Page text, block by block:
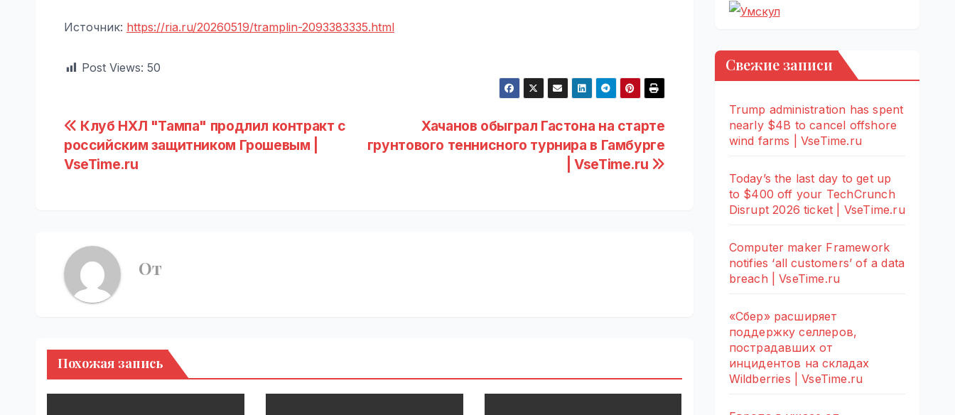
Источник: https://ria.ru/20260519/tramplin-2093383335.html
Post Views: 50
Навигация
по
Хачанов обыграл Гастона на старте
грунтового теннисного турнира в Гамбурге
| VseTime.ru
Клуб НХЛ "Тампа" продлил контракт с
российским защитником Грошевым |
VseTime.ru
От
Похожая запись
Свежие записи
Trump administration has spent
nearly $4B to cancel offshore
wind farms | VseTime.ru
Today’s the last day to get up
to $400 off your TechCrunch
Disrupt 2026 ticket | VseTime.ru
Computer maker Framework
notifies ‘all customers’ of a data
breach | VseTime.ru
«Сбер» расширяет
поддержку селлеров,
пострадавших от
инцидентов на складах
Wildberries | VseTime.ru